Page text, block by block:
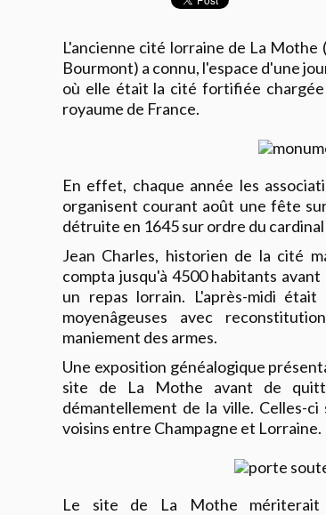
L'ancienne cité lorraine de La
Bourmont) a connu, l'espace d'une
où elle était la cité fortifiée
royaume de France.
En effet, chaque année les
organisent courant août une fête
détruite en 1645 sur ordre du
Jean Charles, historien de la cité
compta jusqu'à 4500 habitants
un repas lorrain. L'après-midi
moyenâgeuses avec
maniement des armes.
Une exposition généalogique
site de La Mothe avant de
démantellement de la ville. Celles-
voisins entre Champagne et Lorraine.
Le site de La Mothe